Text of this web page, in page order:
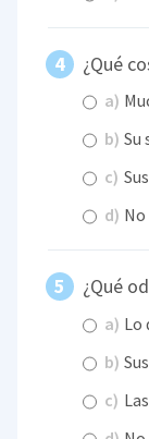
¿Qué
a)
b) Su
c)
d)
¿Qué
a) Lo
b)
c)